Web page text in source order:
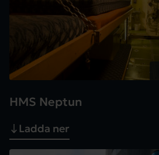
HMS Neptun
Ladda ner